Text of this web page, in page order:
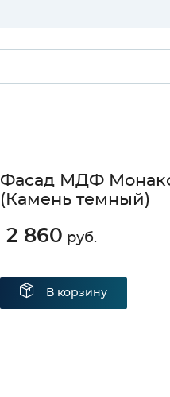
Фасад МДФ
(Камень темный)
2 860 руб.
В корзину